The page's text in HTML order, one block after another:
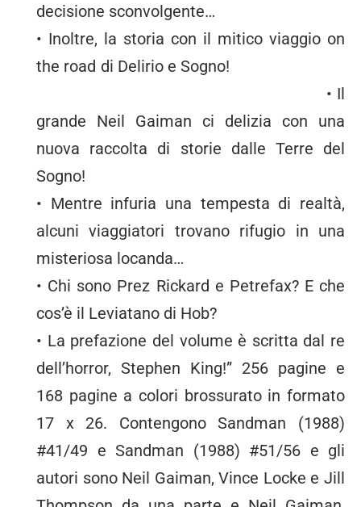
decisione sconvolgente…
• Inoltre, la storia con il mitico viaggio on
the road di Delirio e Sogno!
• Il
grande Neil Gaiman ci delizia con una
nuova raccolta di storie dalle Terre del
Sogno!
• Mentre infuria una tempesta di realtà,
alcuni viaggiatori trovano rifugio in una
misteriosa locanda…
• Chi sono Prez Rickard e Petrefax? E che
cos’è il Leviatano di Hob?
• La prefazione del volume è scritta dal re
dell’horror, Stephen King!” 256 pagine e
168 pagine a colori brossurato in formato
17 x 26. Contengono Sandman (1988)
#41/49 e Sandman (1988) #51/56 e gli
autori sono Neil Gaiman, Vince Locke e Jill